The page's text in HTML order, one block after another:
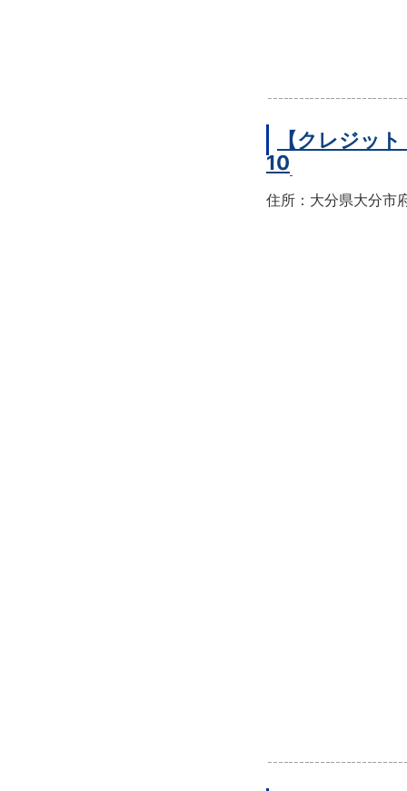
【クレジッ
10
住所：大分県大分市